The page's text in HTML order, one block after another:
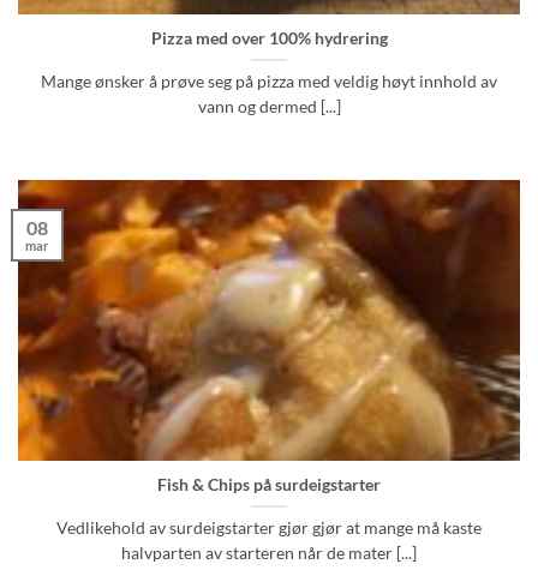
Pizza med over 100% hydrering
Mange ønsker å prøve seg på pizza med veldig høyt innhold av
vann og dermed [...]
Fish & Chips på surdeigstarter
Vedlikehold av surdeigstarter gjør gjør at mange må kaste
halvparten av starteren når de mater [...]
08
mar